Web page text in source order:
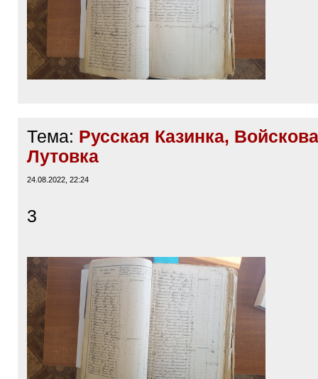
Тема: Русская Казинка,
Лутовка
24.08.2022, 22:24
3